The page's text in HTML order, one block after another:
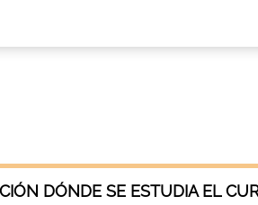
DÓNDE SE ESTUDIA EL